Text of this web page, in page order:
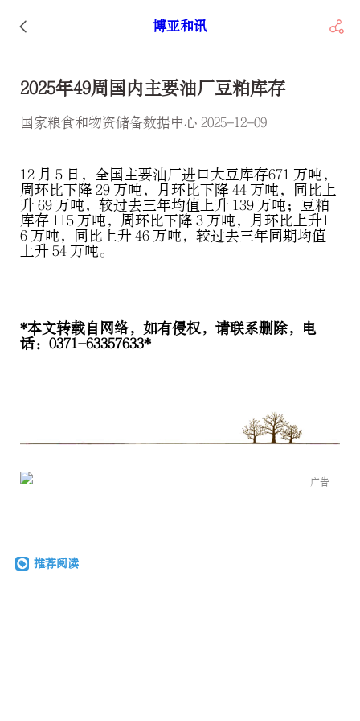
博亚和讯
2025年49周国内主要油厂豆粕库存
国家粮食和物资储备数据中心 2025-12-09
12 月 5 日，全国主要油厂进口大豆库存671 万吨，
周环比下降 29 万吨，月环比下降 44 万吨，同比上
升 69 万吨，较过去三年均值上升 139 万吨；豆粕
库存 115 万吨，周环比下降 3 万吨，月环比上升1
6 万吨，同比上升 46 万吨，较过去三年同期均值
上升 54 万吨。
*本文转载自网络，如有侵权，请联系删除，电
话：0371-63357633*
广告
推荐阅读